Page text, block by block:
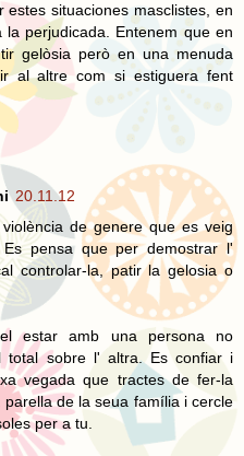
situaciones masclistes, en
perjudicada. Entenem que en
gelòsia però en una menuda
al altre com si estiguera fent
20.11.12
de genere que es veig
pensa que per demostrar l'
controlar-la, patir la gelosia o
estar amb una persona no
total sobre l' altra. Es confiar i
vegada que tractes de fer-la
de la seua família i cercle
per a tu.